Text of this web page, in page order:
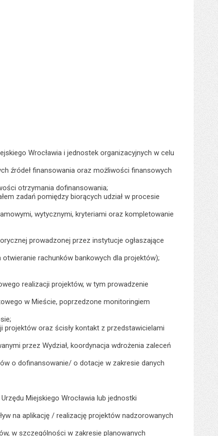
Wrocławia i jednostek organizacyjnych w celu
źródeł finansowania oraz możliwości finansowych
otrzymania dofinansowania;
zadań pomiędzy biorących udział w procesie
wytycznymi, kryteriami oraz kompletowanie
prowadzonej przez instytucje ogłaszające
rachunków bankowych dla projektów);
realizacji projektów, w tym prowadzenie
w Mieście, poprzedzone monitoringiem
oraz ścisły kontakt z przedstawicielami
przez Wydział, koordynacja wdrożenia zaleceń
o dofinansowanie/ o dotacje w zakresie danych
Miejskiego Wrocławia lub jednostki
na aplikację / realizację projektów nadzorowanych
w szczególności w zakresie planowanych